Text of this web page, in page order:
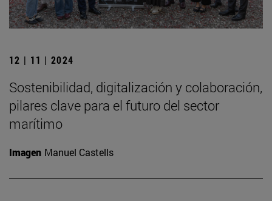
12 | 11 | 2024
Sostenibilidad, digitalización y colaboración,
pilares clave para el futuro del sector
marítimo
Imagen Manuel Castells